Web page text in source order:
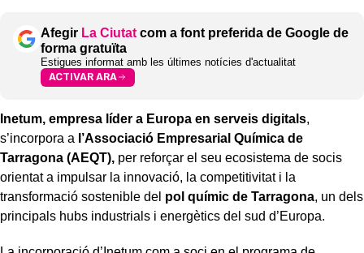
Afegir La Ciutat com a font preferida de Google de
forma gratuïta
Estigues informat amb les últimes notícies d'actualitat
ACTIVAR ARA
Inetum, empresa líder a Europa en serveis digitals,
s’incorpora a l’Associació Empresarial Química de
Tarragona (AEQT), per reforçar el seu ecosistema de socis
orientat a impulsar la innovació, la competitivitat i la
transformació sostenible del pol químic de Tarragona, un dels
principals hubs industrials i energètics del sud d’Europa.